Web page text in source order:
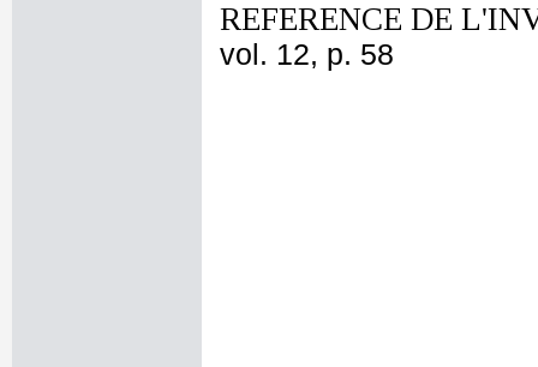
REFERENCE DE
vol. 12, p. 58